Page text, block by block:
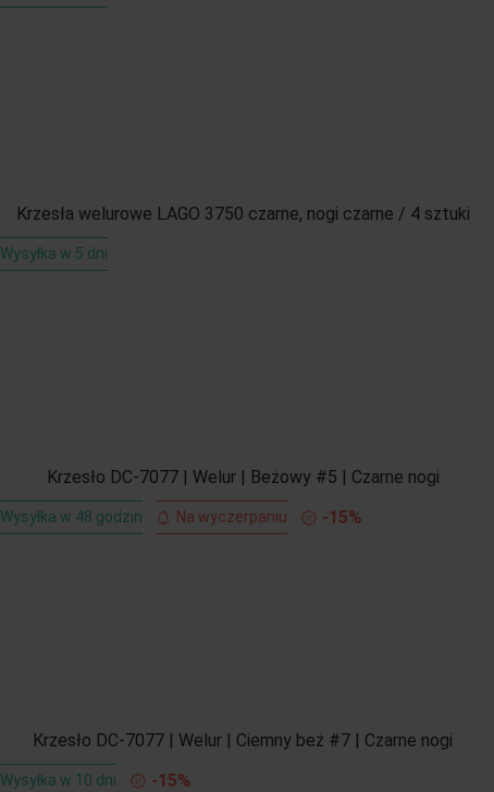
Krzesła welurowe LAGO 3750 czarne, nogi czarne / 4 sztuki
Wysyłka w 5 dni
Krzesło DC-7077 | Welur | Beżowy #5 | Czarne nogi
Wysyłka w 48 godzin Na wyczerpaniu -15%
Krzesło DC-7077 | Welur | Ciemny beż #7 | Czarne nogi
Wysyłka w 10 dni -15%